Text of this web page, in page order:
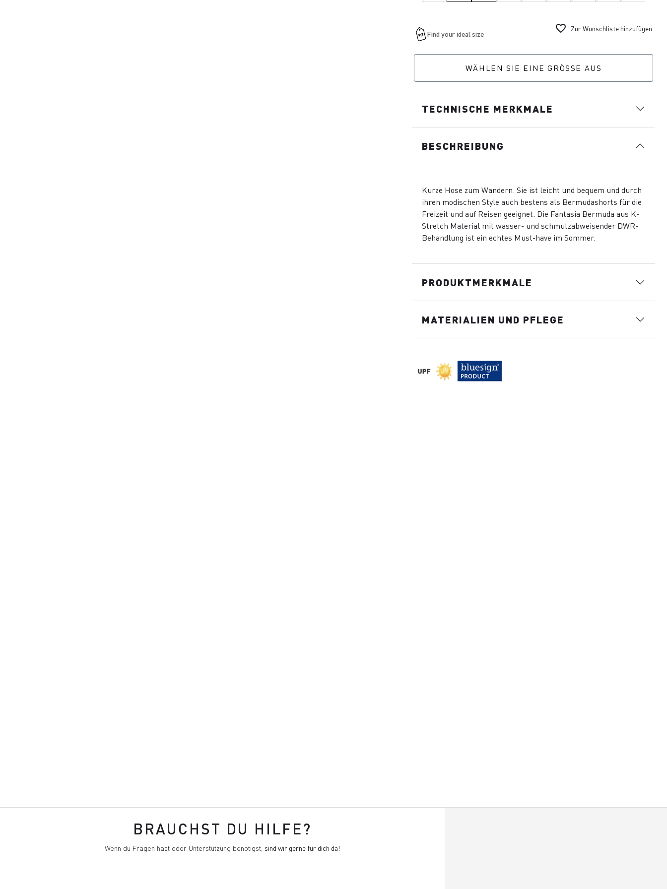
favorite_border Zur Wunschliste hinzufügen
WÄHLEN SIE EINE GRÖSSE AUS
TECHNISCHE MERKMALE
BESCHREIBUNG
Kurze Hose zum Wandern. Sie ist leicht und bequem und durch
ihren modischen Style auch bestens als Bermudashorts für die
Freizeit und auf Reisen geeignet. Die Fantasia Bermuda aus K-
Stretch Material mit wasser- und schmutzabweisender DWR-
Behandlung ist ein echtes Must-have im Sommer.
PRODUKTMERKMALE
MATERIALIEN UND PFLEGE
BRAUCHST DU HILFE?
Wenn du Fragen hast oder Unterstützung benötigst, sind wir gerne für dich da!